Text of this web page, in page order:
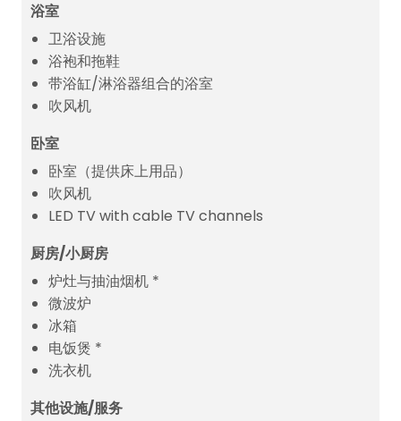
浴室
卫浴设施
浴袍和拖鞋
带浴缸/淋浴器组合的浴室
吹风机
卧室
卧室（提供床上用品）
吹风机
LED TV with cable TV channels
厨房/小厨房
炉灶与抽油烟机 *
微波炉
冰箱
电饭煲 *
洗衣机
其他设施/服务